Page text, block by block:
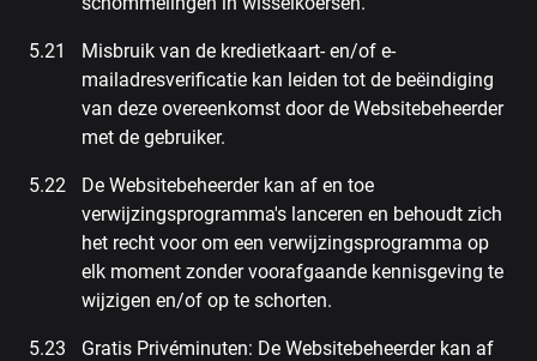
Misbruik van de kredietkaart- en/of e-
mailadresverificatie kan leiden tot de beëindiging
van deze overeenkomst door de Websitebeheerder
met de gebruiker.
De Websitebeheerder kan af en toe
verwijzingsprogramma's lanceren en behoudt zich
het recht voor om een verwijzingsprogramma op
elk moment zonder voorafgaande kennisgeving te
wijzigen en/of op te schorten.
Gratis Privéminuten: De Websitebeheerder kan af